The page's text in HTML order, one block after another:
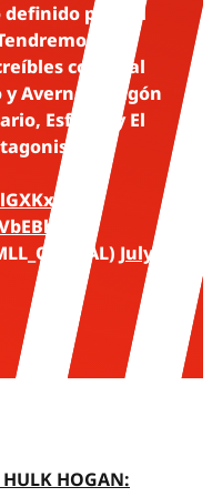
definido para el
un
con final
Averno, Dragón
Esfinge y El
July
HULK HOGAN: